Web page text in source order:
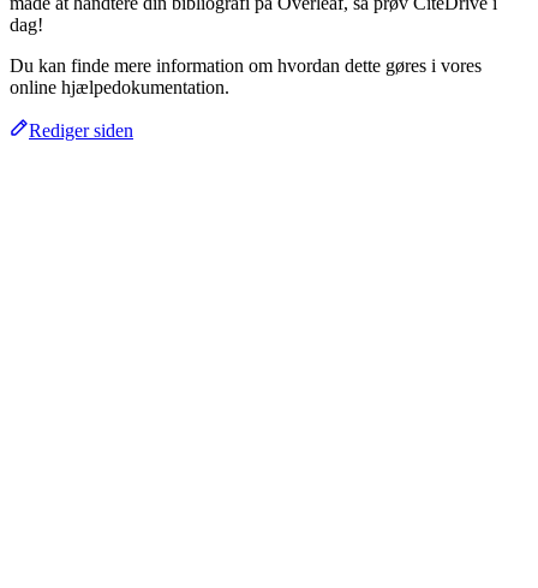
dag!
Du kan finde mere information om hvordan dette gøres i vores
online hjælpedokumentation.
Rediger siden